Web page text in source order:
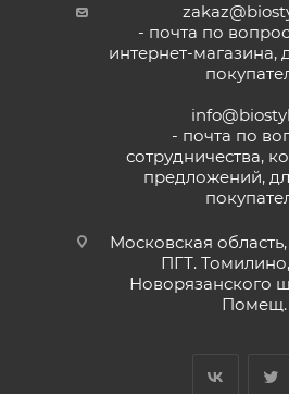
- почта по
интернет-магазина,
- почта по
сотрудничества,
предложений,
Московская
ПГТ.
Новорязанского
Помещ.